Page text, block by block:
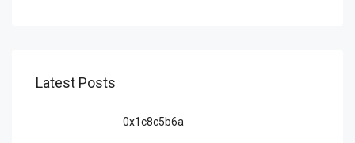
Latest Posts
0x1c8c5b6a